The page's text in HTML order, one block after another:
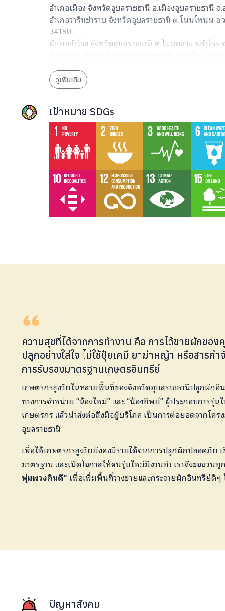
อำเภอเมือง จังหวัดอุบลราชธานี อ.เมืองอุบลราชธานี จ
อำเภอวารินชำราบ จังหวัดอุบลราชธานี ต.โนนโหนน อ.
34190
อำเภอสำโรง จังหวัดอุบลราชธานี ต.โนนกลาง อ.สำโรง
อำเภอเหล่าเสือโก้ก จังหวัดอุบลราชธานี ต.โพนเมือง อ.
34000
ดูเพิ่มเติม
เป้าหมาย SDGs
ความสุขที่ได้จากการทำงาน คือ การได้ขายผักข
ปลูกอย่างใส่ใจ ไม่ใช้ปุ๋ยเคมี ยาฆ่าหญ้า หรือสารก
การรับรองมาตรฐานเกษตรอินทรีย์
เกษตรกรสูงวัยในหลายพื้นที่ของจังหวัดอุบลราชธานีปลูกผักอิ
ทางการจำหน่าย “น้องใหม่” และ “น้องทิพย์” ผู้ประกอบการรุ่น
เกษตรกร แล้วนำส่งต่อถึงมือผู้บริโภค เป็นการต่อยอดจากโคร
อุบลราชธานี
เพื่อให้เกษตรกรสูงวัยยังคงมีรายได้จากการปลูกผักปลอดภัย
มาตรฐาน และเปิดโอกาสให้คนรุ่นใหม่มีงานทำ เราจึงขอชวน
พุ่มพวงกินดี" เพื่อเพิ่มพื้นที่วางขายและกระจายผักอินทรีย์ดี
ปัญหาสังคม